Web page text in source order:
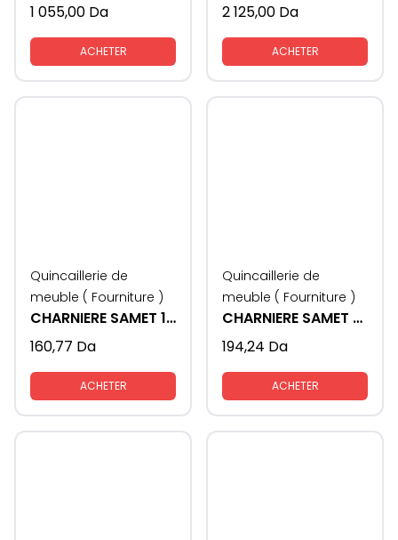
1 055,00 Da
ACHETER
2 125,00 Da
ACHETER
Quincaillerie de
meuble ( Fourniture )
CHARNIERE SAMET 1.5 AVEC FREIN 4VIS
160,77 Da
ACHETER
Quincaillerie de
meuble ( Fourniture )
CHARNIERE SAMET MASTER BLACK
194,24 Da
ACHETER